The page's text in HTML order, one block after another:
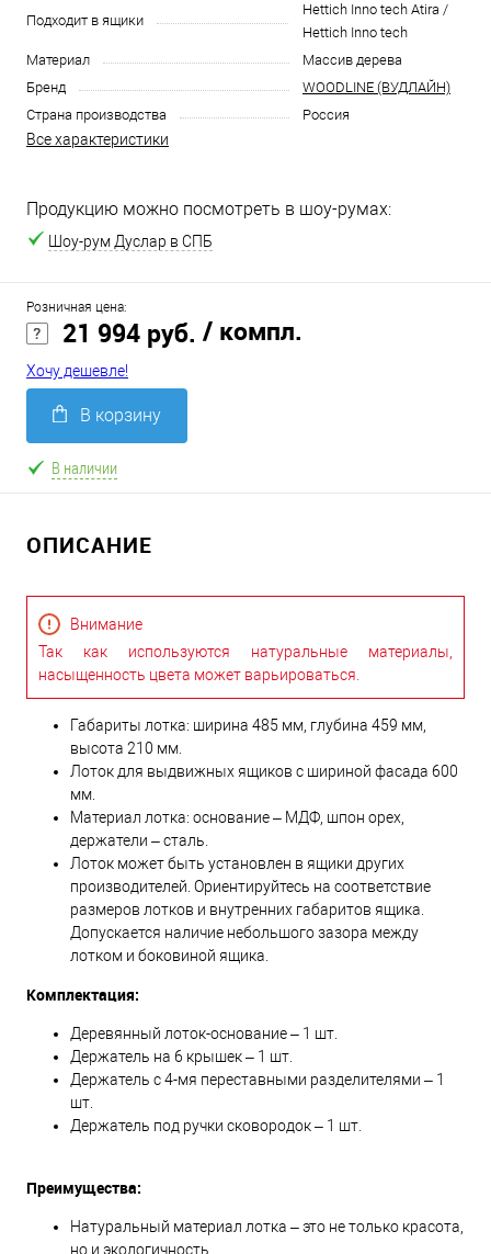
Подходит в ящики
Hettich Inno tech Atira /
Hettich Inno tech
Материал
Массив дерева
Бренд
WOODLINE (ВУДЛАЙН)
Страна производства
Россия
Все характеристики
Продукцию можно посмотреть в шоу-румах:
Шоу-рум Дуслар в СПБ
Розничная цена:
21 994 руб. / компл.
Хочу дешевле!
В корзину
В наличии
ОПИСАНИЕ
Внимание
Так как используются натуральные материалы,
насыщенность цвета может варьироваться.
Габариты лотка: ширина 485 мм, глубина 459 мм,
высота 210 мм.
Лоток для выдвижных ящиков с шириной фасада 600
мм.
Материал лотка: основание – МДФ, шпон орех,
держатели – сталь.
Лоток может быть установлен в ящики других
производителей. Ориентируйтесь на соответствие
размеров лотков и внутренних габаритов ящика.
Допускается наличие небольшого зазора между
лотком и боковиной ящика.
Комплектация:
Деревянный лоток-основание – 1 шт.
Держатель на 6 крышек – 1 шт.
Держатель с 4-мя переставными разделителями – 1
шт.
Держатель под ручки сковородок – 1 шт.
Преимущества:
Натуральный материал лотка – это не только красота,
но и экологичность.